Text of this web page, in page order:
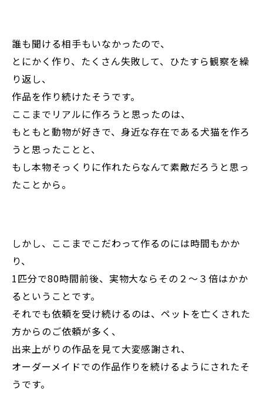
誰も聞ける相手もいなかったので、
とにかく作り、たくさん失敗して、ひたすら観察を繰
り返し、
作品を作り続けたそうです。
ここまでリアルに作ろうと思ったのは、
もともと動物が好きで、身近な存在である犬猫を作ろ
うと思ったことと、
もし本物そっくりに作れたらなんて素敵だろうと思っ
たことから。
しかし、ここまでこだわって作るのには時間もかか
り、
1匹分で80時間前後、実物大ならその２～３倍はかか
るということです。
それでも依頼を受け続けるのは、ペットを亡くされた
方からのご依頼が多く、
出来上がりの作品を見て大変感謝され、
オーダーメイドでの作品作りを続けるようにされたそ
うです。